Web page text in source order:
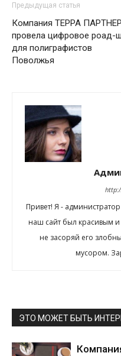
Предыдущая статья
Компания ТЕРРА ПАРТНЕР
провела цифровое роад-
для полиграфистов
Поволжья
Привет! Я -
наш сайт был красивым
не засоряй его
мусором.
ЭТО МОЖЕТ БЫТЬ